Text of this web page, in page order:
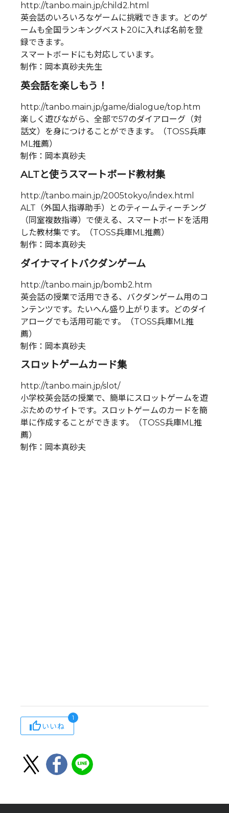
http://tanbo.main.jp/child2.html
英会話のいろいろなゲームに挑戦できます。どのゲ
ームも全国ランキングベスト20に入れば名前を登
録できます。
スマートボードにも対応しています。
制作：岡本真砂夫先生
英会話を楽しもう！
http://tanbo.main.jp/game/dialogue/top.htm
楽しく遊びながら、全部で57のダイアローグ（対
話文）を身につけることができます。（TOSS兵庫
ML推薦）
制作：岡本真砂夫
ALTと使うスマートボード教材集
http://tanbo.main.jp/2005tokyo/index.html
ALT（外国人指導助手）とのティームティーチング
（同室複数指導）で使える、スマートボードを活用
した教材集です。（TOSS兵庫ML推薦）
制作：岡本真砂夫
ダイナマイトバクダンゲーム
http://tanbo.main.jp/bomb2.htm
英会話の授業で活用できる、バクダンゲーム用のコ
ンテンツです。たいへん盛り上がります。どのダイ
アローグでも活用可能です。（TOSS兵庫ML推
薦）
制作：岡本真砂夫
スロットゲームカード集
http://tanbo.main.jp/slot/
小学校英会話の授業で、簡単にスロットゲームを遊
ぶためのサイトです。スロットゲームのカードを簡
単に作成することができます。（TOSS兵庫ML推
薦）
制作：岡本真砂夫
いいね
1